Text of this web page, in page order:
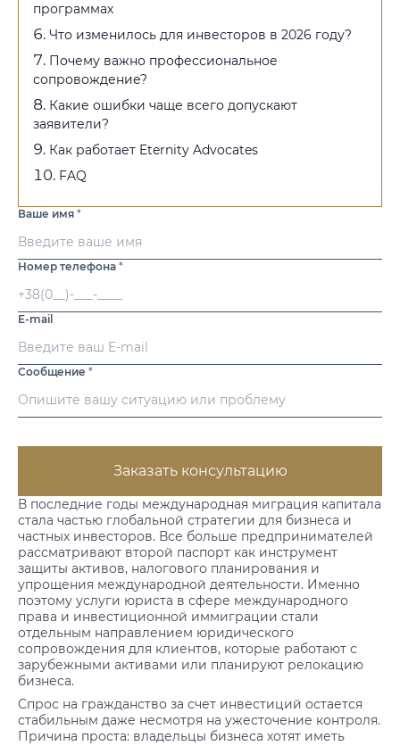
В последние годы международная миграция капитала
стала частью глобальной стратегии для бизнеса и
частных инвесторов. Все больше предпринимателей
рассматривают второй паспорт как инструмент
защиты активов, налогового планирования и
упрощения международной деятельности. Именно
поэтому услуги юриста в сфере международного
права и инвестиционной иммиграции стали
отдельным направлением юридического
сопровождения для клиентов, которые работают с
зарубежными активами или планируют релокацию
бизнеса.
Спрос на гражданство за счет инвестиций остается
стабильным даже несмотря на ужесточение контроля.
Причина проста: владельцы бизнеса хотят иметь
программах
Что изменилось для инвесторов в 2026 году?
Почему важно профессиональное
сопровождение?
Какие ошибки чаще всего допускают
заявители?
Как работает Eternity Advocates
FAQ
Ваше имя *
Номер телефона *
E-mail
Сообщение *
Заказать консультацию